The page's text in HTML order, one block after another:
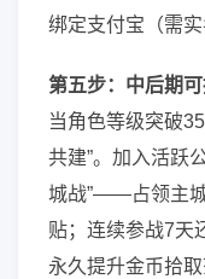
绑定支付宝（需实
第五步：中后期
当角色等级突破
共建”。加入活跃
城战”——占领主
贴；连续参战7天
永久提升金币拾